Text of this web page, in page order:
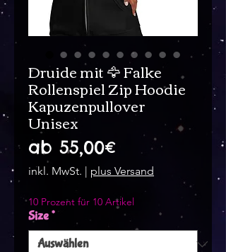
Druide mit 🦅 Falke
Rollenspiel Zip Hoodie
Kapuzenpullover
Unisex
ab 55,00€Sale-
Preis
inkl. MwSt. | plus Versand
10 Prozent für 10 Artikel
Size*